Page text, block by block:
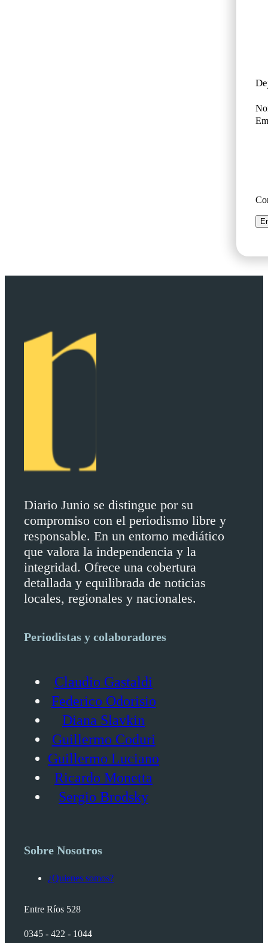
Diario Junio se distingue por su
compromiso con el periodismo libre y
responsable. En un entorno mediático
que valora la independencia y la
integridad. Ofrece una cobertura
detallada y equilibrada de noticias
locales, regionales y nacionales.
Periodistas y colaboradores
Claudio Gastaldi
Federico Odorisio
Diana Slavkin
Guillermo Coduri
Guillermo Luciano
Ricardo Monetta
Sergio Brodsky
Sobre Nosotros
¿Quienes somos?
Entre Ríos 528
0345 - 422 - 1044